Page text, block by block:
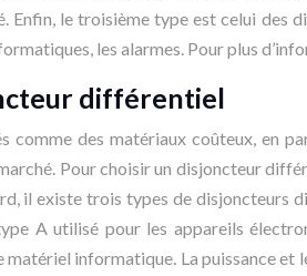
Enfin, le troisième type est celui
les alarmes. Pour plus
différentiel
comme des matériaux coûteux, en
Pour choisir un disjoncteur
il existe trois types de
A utilisé pour les appareils
matériel informatique. La puissance